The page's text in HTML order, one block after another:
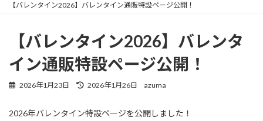
【バレンタイン2026】バレンタイン通販特設ページ公開！
【バレンタイン2026】バレンタ
イン通販特設ページ公開！
2026年1月23日
最
新
2026年1月26日 azuma
2026年バレンタイン特設ページを公開しました！